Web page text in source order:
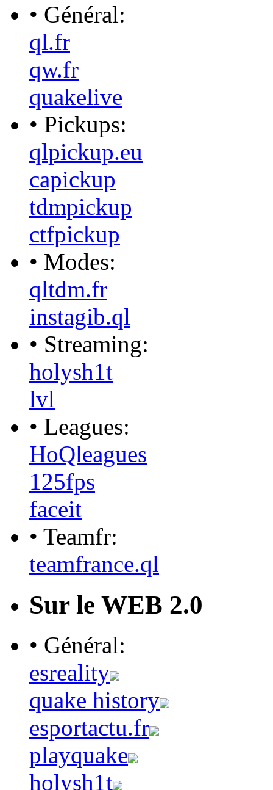
• Général:
ql.fr
qw.fr
quakelive
• Pickups:
qlpickup.eu
capickup
tdmpickup
ctfpickup
• Modes:
qltdm.fr
instagib.ql
• Streaming:
holysh1t
lvl
• Leagues:
HoQleagues
125fps
faceit
• Teamfr:
teamfrance.ql
Sur le WEB 2.0
• Général:
esreality
quake history
esportactu.fr
playquake
holysh1t